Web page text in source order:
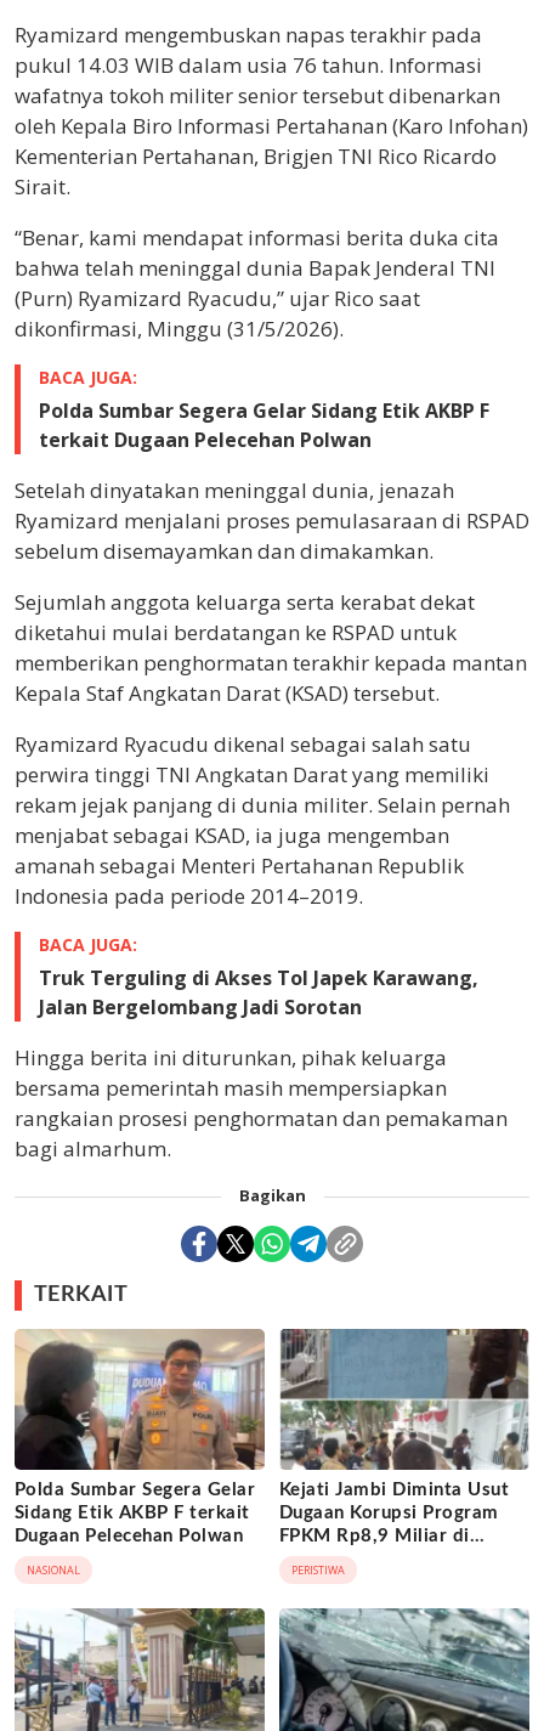
Ryamizard mengembuskan napas terakhir pada
pukul 14.03 WIB dalam usia 76 tahun. Informasi
wafatnya tokoh militer senior tersebut dibenarkan
oleh Kepala Biro Informasi Pertahanan (Karo Infohan)
Kementerian Pertahanan, Brigjen TNI Rico Ricardo
Sirait.
“Benar, kami mendapat informasi berita duka cita
bahwa telah meninggal dunia Bapak Jenderal TNI
(Purn) Ryamizard Ryacudu,” ujar Rico saat
dikonfirmasi, Minggu (31/5/2026).
BACA JUGA:
Polda Sumbar Segera Gelar Sidang Etik AKBP F
terkait Dugaan Pelecehan Polwan
Setelah dinyatakan meninggal dunia, jenazah
Ryamizard menjalani proses pemulasaraan di RSPAD
sebelum disemayamkan dan dimakamkan.
Sejumlah anggota keluarga serta kerabat dekat
diketahui mulai berdatangan ke RSPAD untuk
memberikan penghormatan terakhir kepada mantan
Kepala Staf Angkatan Darat (KSAD) tersebut.
Ryamizard Ryacudu dikenal sebagai salah satu
perwira tinggi TNI Angkatan Darat yang memiliki
rekam jejak panjang di dunia militer. Selain pernah
menjabat sebagai KSAD, ia juga mengemban
amanah sebagai Menteri Pertahanan Republik
Indonesia pada periode 2014–2019.
BACA JUGA:
Truk Terguling di Akses Tol Japek Karawang,
Jalan Bergelombang Jadi Sorotan
Hingga berita ini diturunkan, pihak keluarga
bersama pemerintah masih mempersiapkan
rangkaian prosesi penghormatan dan pemakaman
bagi almarhum.
Bagikan
TERKAIT
Polda Sumbar Segera Gelar
Sidang Etik AKBP F terkait
Dugaan Pelecehan Polwan
NASIONAL
Kejati Jambi Diminta Usut
Dugaan Korupsi Program
FPKM Rp8,9 Miliar di
Tanjab Barat
PERISTIWA